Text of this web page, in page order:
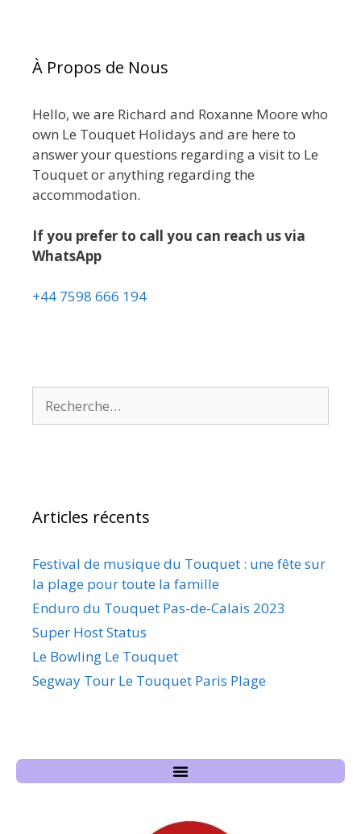
À Propos de Nous
Hello, we are Richard and Roxanne Moore who
own Le Touquet Holidays and are here to
answer your questions regarding a visit to Le
Touquet or anything regarding the
accommodation.
If you prefer to call you can reach us via
WhatsApp
+44 7598 666 194
Articles récents
Festival de musique du Touquet : une fête sur
la plage pour toute la famille
Enduro du Touquet Pas-de-Calais 2023
Super Host Status
Le Bowling Le Touquet
Segway Tour Le Touquet Paris Plage